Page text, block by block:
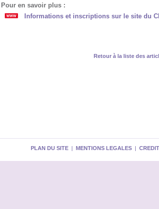
Pour en savoir plus :
Informations et inscriptions sur le site du
Retour à la liste des
PLAN DU SITE | MENTIONS LEGALES |